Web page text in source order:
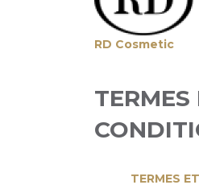
RD Cosmetic
TERMES
TERMES